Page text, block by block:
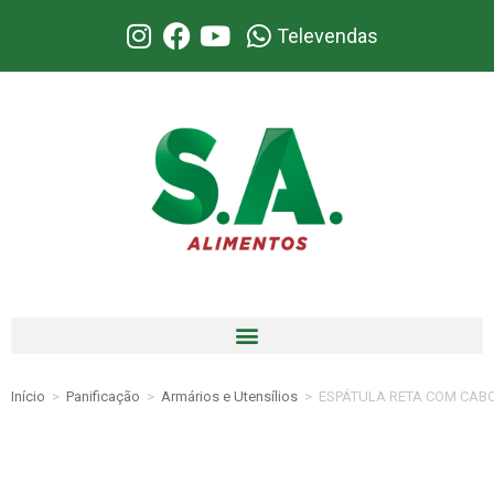
Televendas
Início > Panificação > Armários e Utensílios > ESPÁTULA RETA COM